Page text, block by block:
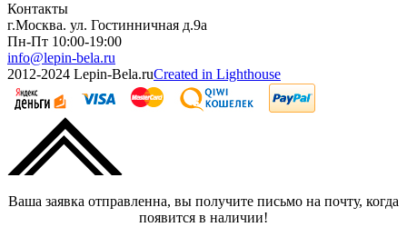
Контакты
г.Москва. ул. Гостинничная д.9а
Пн-Пт 10:00-19:00
info@lepin-bela.ru
2012-2024 Lepin-Bela.ruCreated in Lighthouse
Ваша заявка отправленна, вы получите письмо на почту, когда
появится в наличии!